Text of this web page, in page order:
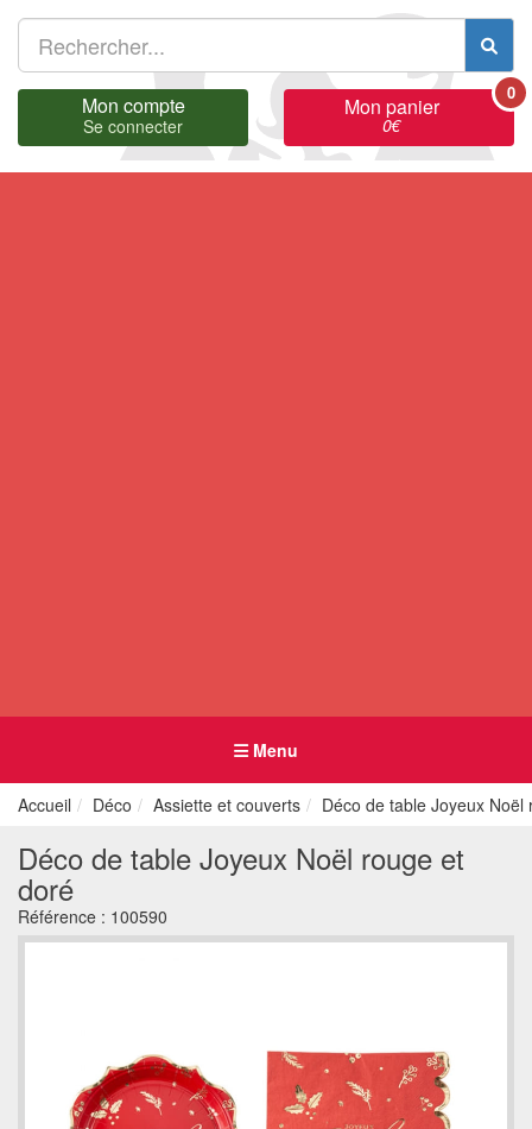
Mon compte
Se connecter
Mon panier
0€
0
Menu
Accueil Déco Assiette et couverts Déco de table Joyeux Noël
Déco de table Joyeux Noël rouge et
doré
Référence : 100590